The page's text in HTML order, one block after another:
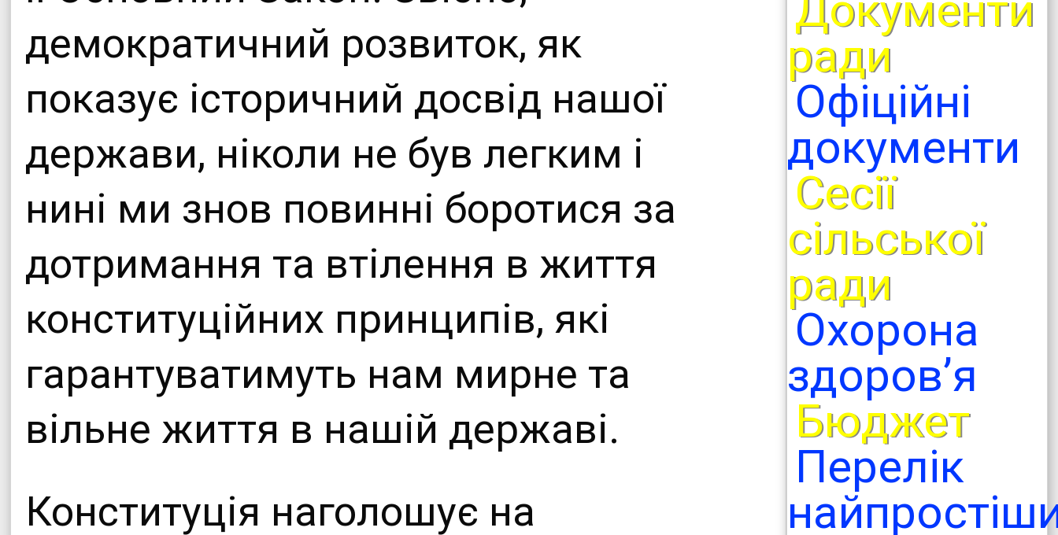
демократичний розвиток, як
показує історичний досвід нашої
держави, ніколи не був легким і
нині ми знов повинні боротися за
дотримання та втілення в життя
конституційних принципів, які
гарантуватимуть нам мирне та
вільне життя в нашій державі.
Конституція наголошує на
ради
Офіційні
документи
Сесії
сільської
ради
Охорона
здоров’я
Бюджет
Перелік